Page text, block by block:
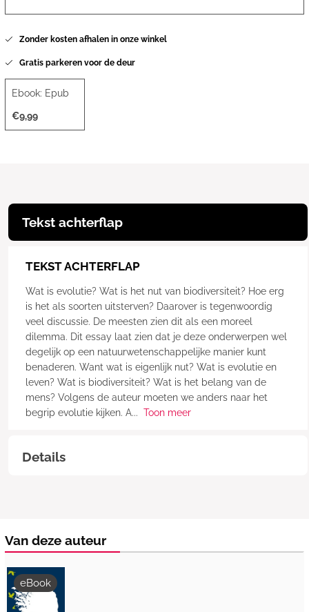
Zonder kosten afhalen in onze winkel
Gratis parkeren voor de deur
Ebook: Epub
€9,99
Tekst achterflap
TEKST ACHTERFLAP
Wat is evolutie? Wat is het nut van biodiversiteit? Hoe erg
is het als soorten uitsterven? Daarover is tegenwoordig
veel discussie. De meesten zien dit als een moreel
dilemma. Dit essay laat zien dat je deze onderwerpen wel
degelijk op een natuurwetenschappelijke manier kunt
benaderen. Want wat is eigenlijk nut? Wat is evolutie en
leven? Wat is biodiversiteit? Wat is het belang van de
mens? Volgens de auteur moeten we anders naar het
begrip evolutie kijken. A... Toon meer
Details
Van deze auteur
eBook